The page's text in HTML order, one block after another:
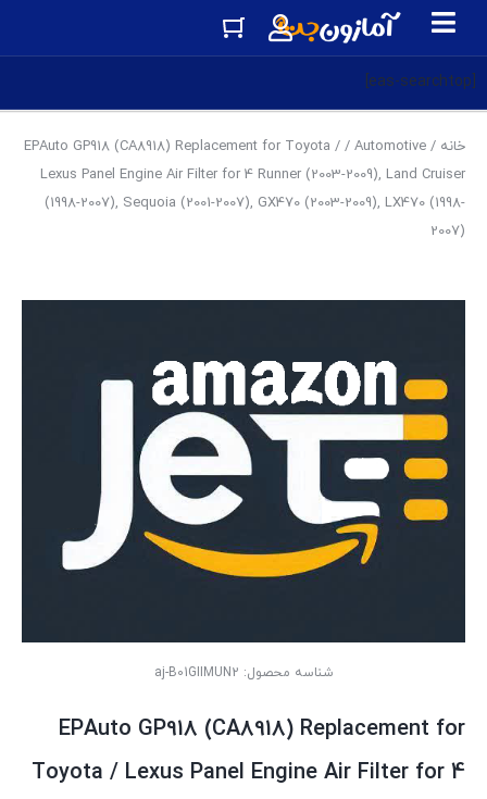
[eas-searchtop]
خانه /
Automotive
/ EPAuto GP918 (CA8918) Replacement for Toyota /
Lexus Panel Engine Air Filter for 4 Runner (2003-2009), Land Cruiser
(1998-2007), Sequoia (2001-2007), GX470 (2003-2009), LX470 (1998-
2007)
شناسه محصول: aj-B01GIIMUN2
EPAuto GP918 (CA8918) Replacement for
Toyota / Lexus Panel Engine Air Filter for 4